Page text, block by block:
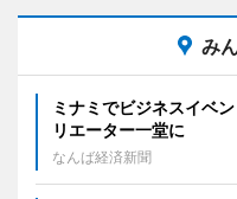
み
ミナミでビジネスイベ
リエーター一堂に
なんば経済新聞